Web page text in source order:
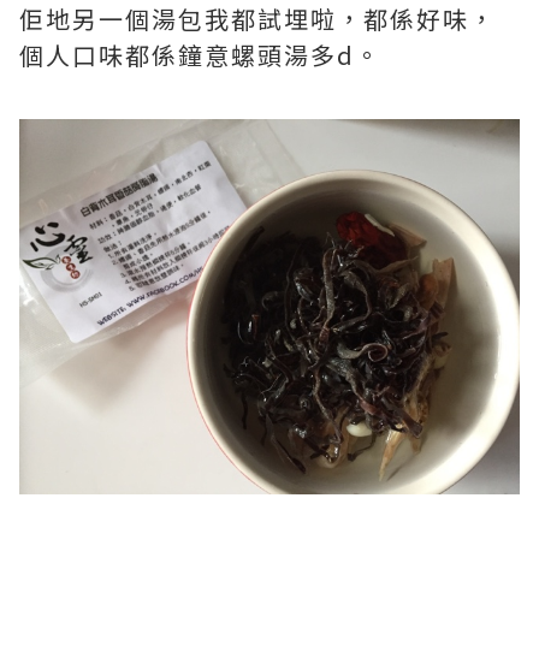
佢地另一個湯包我都試埋啦，都係好味，
個人口味都係鐘意螺頭湯多d。